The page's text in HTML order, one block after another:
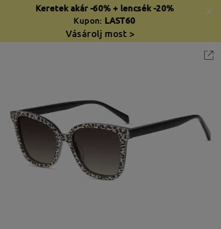
Keretek akár -60% + lencsék -20%
Kupon: LAST60
Vásárolj most >